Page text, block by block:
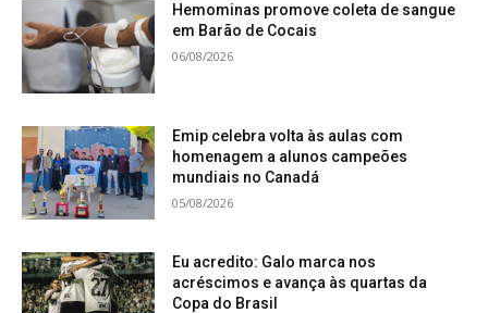
Hemominas promove coleta de sangue
em Barão de Cocais
06/08/2026
Emip celebra volta às aulas com
homenagem a alunos campeões
mundiais no Canadá
05/08/2026
Eu acredito: Galo marca nos
acréscimos e avança às quartas da
Copa do Brasil